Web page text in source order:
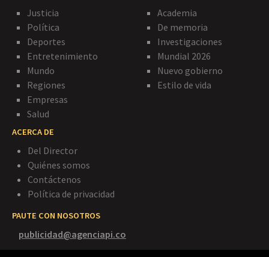
Justicia
Política
Deportes
Entretenimiento
Mundo
Regiones
Empresas
Salud
Academia
De memoria
Investigaciones
Mundial 2026
Nuevo gobierno
Estilo de vida
ACERCA DE
Del Director
Quiénes somos
Contáctenos
Política de privacidad
PAUTE CON NOSOTROS
publicidad@agenciapi.co